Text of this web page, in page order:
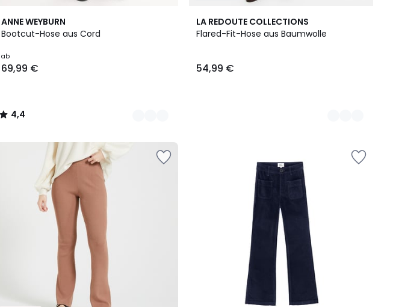
ANNE WEYBURN
Bootcut-Hose aus Cord
ab
69,99 €
4,4
/ 5
3
Farben
4,4
/
LA REDOUTE COLLECTIONS
Flared-Fit-Hose aus Baumwolle
54,99 €
2
Farben